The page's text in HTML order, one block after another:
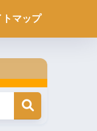
トマップ